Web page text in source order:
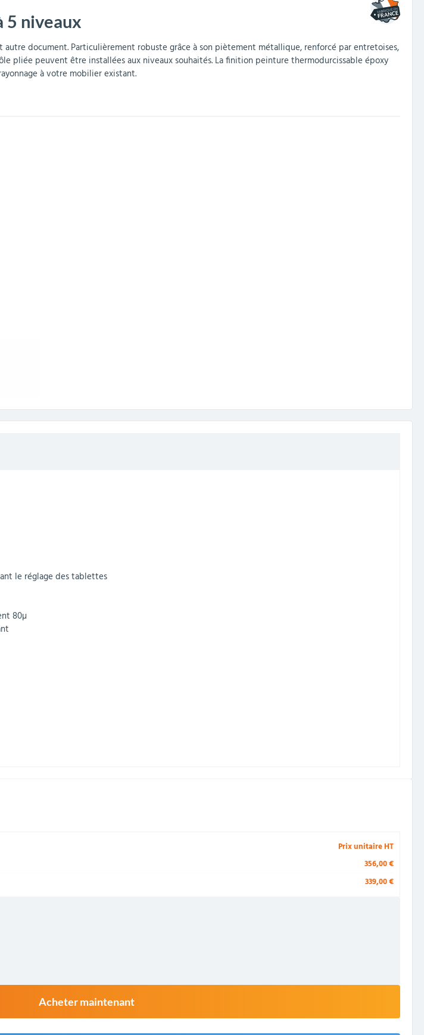
Barrières de sécurité
parking
Plaques Loi BLANQUER
Prix unitaire HT
356,00 €
339,00 €
Acheter maintenant
5 niveaux
document. Particulièrement robuste grâce à son piètement métallique, renforcé par entretoises,
pliée peuvent être installées aux niveaux souhaités. La finition peinture thermodurcissable époxy
à votre mobilier existant.
le réglage des tablettes
80µ